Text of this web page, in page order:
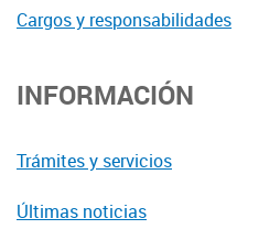
Cargos y responsabilidades
INFORMACIÓN
Trámites y servicios
Últimas noticias